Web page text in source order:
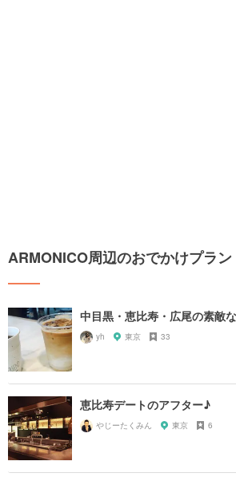
ARMONICO周辺のおでかけプラン
中目黒・恵比寿・広尾の素敵
yh 東京 33
恵比寿デートのアフター♪
やじーたくみん 東京 6